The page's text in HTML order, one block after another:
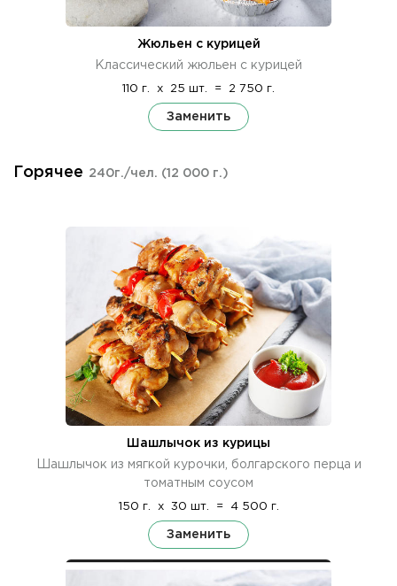
Жюльен с курицей
Классический жюльен с курицей
110 г. x 25 шт. = 2 750 г.
Заменить
Горячее 240г./чел. (12 000 г.)
Шашлычок из курицы
Шашлычок из мягкой курочки, болгарского перца и
томатным соусом
150 г. x 30 шт. = 4 500 г.
Заменить